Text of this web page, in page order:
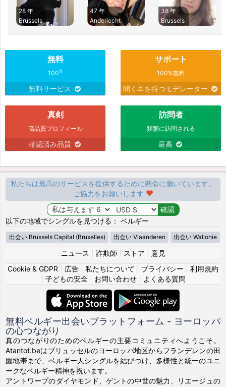
28 年
Brussels
47 年
Anderlecht
38 年
Brussels
無料
100%
無料サービス
サポート
100%無料
聞く耳を持つモデレーター
真剣
高品質プロフィール
確認済み品質
訪問者
頻繁に訪問される
最高
私たちは最高のサービスを提供するために懸命に働いています。
ご協力をお願いします
以下の地域でシングルを見つける： ベルギー
出会い Brussels Capital (Bruxelles) 出会い Vlaanderen 出会い Wallonie
ニュース 詐欺師 ストア
意見
Cookie & GDPR
広告 私たちについて プライバシー
利用規約
子どもの安全| お問い合わせ| よくある質問
無料ベルギー出会いプラットフォーム - ヨーロッパ
の心つながり
真のつながりのためのベルギーの主要コミュニティへようこそ。
Atantot.beはブリュッセルのヨーロッパ地区からフランデレンの田
園地帯まで、ベルギー人シングルを結びつけ、多様性と統一のユニ
ークなベルギー精神を祝います。
アントワープのダイヤモンド、ゲントの中世の魅力、リエージュの